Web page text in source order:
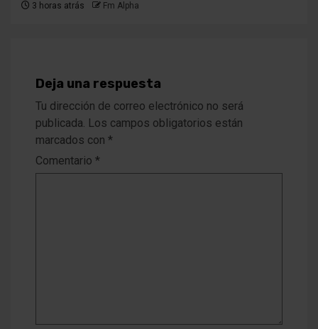
3 horas atrás Fm Alpha
Deja una respuesta
Tu dirección de correo electrónico no será
publicada. Los campos obligatorios están
marcados con *
Comentario *